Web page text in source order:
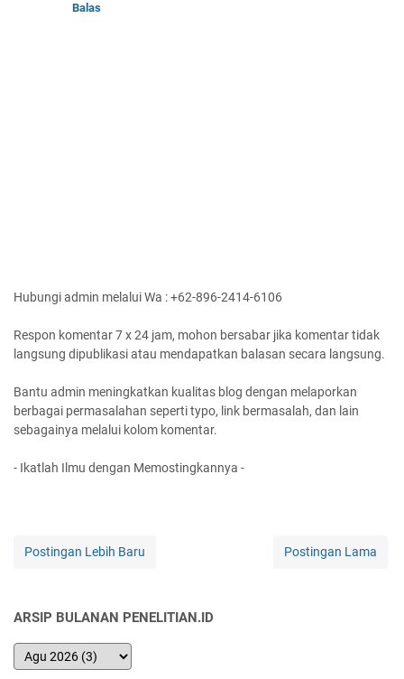
Balas
Hubungi admin melalui Wa : +62-896-2414-6106
Respon komentar 7 x 24 jam, mohon bersabar jika komentar tidak
langsung dipublikasi atau mendapatkan balasan secara langsung.
Bantu admin meningkatkan kualitas blog dengan melaporkan
berbagai permasalahan seperti typo, link bermasalah, dan lain
sebagainya melalui kolom komentar.
- Ikatlah Ilmu dengan Memostingkannya -
Postingan Lebih Baru Postingan Lama
ARSIP BULANAN PENELITIAN.ID